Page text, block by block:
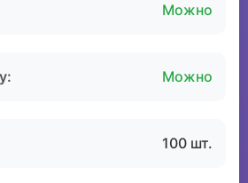
Можно
Можно
100 шт.